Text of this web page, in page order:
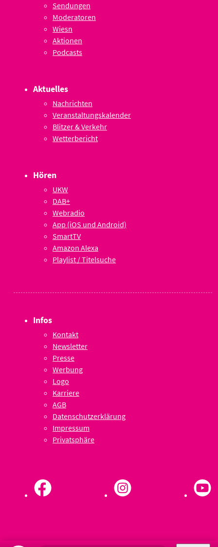
Sendungen
Moderatoren
Wiesn
Aktionen
Podcasts
Aktuelles
Nachrichten
Veranstaltungskalender
Blitzer & Verkehr
Wetterbericht
Hören
UKW
DAB+
Webradio
App (iOS und Android)
SmartTV
Amazon Alexa
Playlist / Titelsuche
Infos
Kontakt
Newsletter
Presse
Werbung
Logo
Karriere
AGB
Datenschutzerklärung
Impressum
Privatsphäre